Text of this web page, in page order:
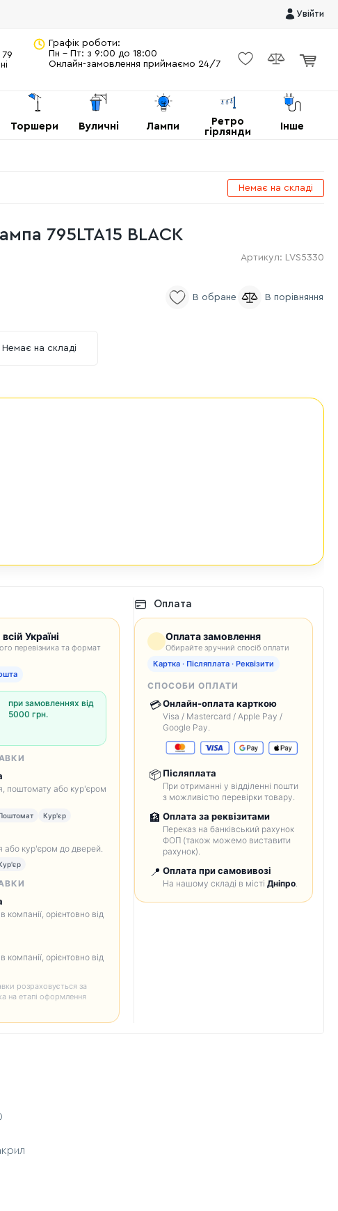
Увійти
Графік роботи:
Пн - Пт: з 9:00 до 18:00
Онлайн-замовлення приймаємо 24/7
Торшери Вуличні Лампи
Ретро
гірлянди
Інше
Немає на складі
795LTA15 BLACK
Артикул: LVS5330
Немає на складі
Україні
перевізника та формат
при замовленнях від
5000 грн.
поштомату або кур'єром
Кур'єр
або кур'єром до дверей.
компанії, орієнтовно від
компанії, орієнтовно від
розраховується за
на етапі оформлення
Оплата
Оплата замовлення
Обирайте зручний спосіб оплати
Картка · Післяплата · Реквізити
СПОСОБИ ОПЛАТИ
💳Онлайн-оплата карткою
Visa / Mastercard / Apple Pay /
Google Pay.
📦 Післяплата
При отриманні у відділенні пошти
з можливістю перевірки товару.
🏦 Оплата за реквізитами
Переказ на банківський рахунок
ФОП (також можемо виставити
рахунок).
📍 Оплата при самовивозі
На нашому складі в містіДніпро.